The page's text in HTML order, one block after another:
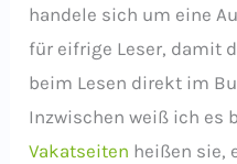
handele sich um eine
für eifrige Leser, damit
beim Lesen direkt im
Inzwischen weiß ich es
Vakatseiten heißen sie,